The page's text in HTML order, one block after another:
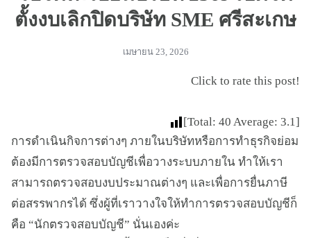
ตั้งงบเลิกปิดบริษัท SME ศรีสะเกษ
เมษายน 23, 2026
Click to rate this post!
[Total: 40 Average: 3.1]
การดำเนินกิจการต่างๆ ภายในบริษัทหรือการทำธุรกิจย่อม
ต้องมีการตรวจสอบบัญชีเพื่อวางระบบภายใน ทำให้เรา
สามารถตรวจสอบงบประมาณต่างๆ และเพื่อการยื่นภาษี
ต่อสรรพากรได้ ซึ่งผู้ที่เราวางใจให้ทำการตรวจสอบบัญชีก็
คือ “นักตรวจสอบบัญชี” นั่นเองค่ะ